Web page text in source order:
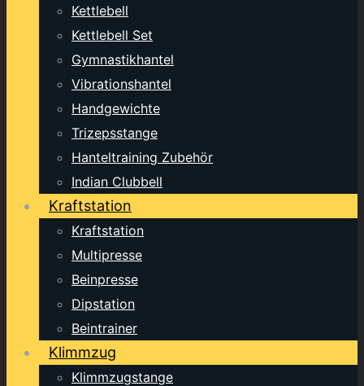
Kettlebell
Kettlebell Set
Gymnastikhantel
Vibrationshantel
Handgewichte
Trizepsstange
Hanteltraining Zubehör
Indian Clubbell
Kraftstation
Kraftstation
Multipresse
Beinpresse
Dipstation
Beintrainer
Klimmzug
Klimmzugstange